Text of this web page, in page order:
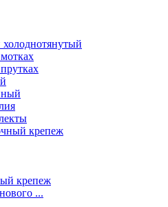
крепеж
крепеж
...